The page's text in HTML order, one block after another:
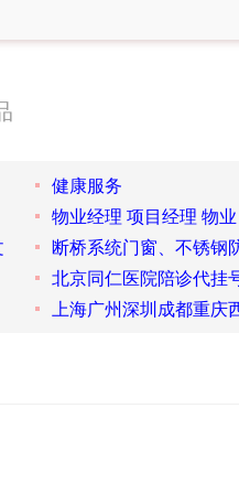
健康服务
物业经理 项目经理 物业
断桥系统门窗、不锈钢
北京同仁医院陪诊代挂
上海广州深圳成都重庆